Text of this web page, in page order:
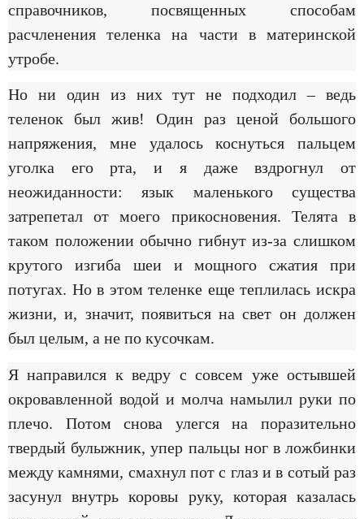
справочников, посвященных способам
расчленения теленка на части в материнской
утробе.
Но ни один из них тут не подходил – ведь
теленок был жив! Один раз ценой большого
напряжения, мне удалось коснуться пальцем
уголка его рта, и я даже вздрогнул от
неожиданности: язык маленького существа
затрепетал от моего прикосновения. Телята в
таком положении обычно гибнут из-за слишком
крутого изгиба шеи и мощного сжатия при
потугах. Но в этом теленке еще теплилась искра
жизни, и, значит, появиться на свет он должен
был целым, а не по кусочкам.
Я направился к ведру с совсем уже остывшей
окровавленной водой и молча намылил руки по
плечо. Потом снова улегся на поразительно
твердый булыжник, упер пальцы ног в ложбинки
между камнями, смахнул пот с глаз и в сотый раз
засунул внутрь коровы руку, которая казалась